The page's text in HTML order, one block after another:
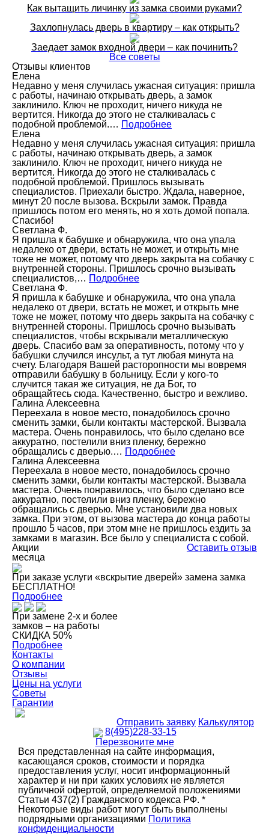
Как вытащить личинку из замка своими руками?
Захлопнулась дверь в квартиру – как открыть?
Заедает замок входной двери – как починить?
Все советы
Отзывы клиентов
Елена
Недавно у меня случилась ужасная ситуация: пришла
с работы, начинаю открывать дверь, а замок
заклинило. Ключ не проходит, ничего никуда не
вертится. Никогда до этого не сталкивалась с
подобной проблемой.… Подробнее
Елена
Недавно у меня случилась ужасная ситуация: пришла
с работы, начинаю открывать дверь, а замок
заклинило. Ключ не проходит, ничего никуда не
вертится. Никогда до этого не сталкивалась с
подобной проблемой. Пришлось вызывать
специалистов. Приехали быстро. Ждала, наверное,
минут 20 после вызова. Вскрыли замок. Правда
пришлось потом его менять, но я хоть домой попала.
Спасибо!
Светлана Ф.
Я пришла к бабушке и обнаружила, что она упала
недалеко от двери, встать не может, и открыть мне
тоже не может, потому что дверь закрыта на собачку с
внутренней стороны. Пришлось срочно вызывать
специалистов,… Подробнее
Светлана Ф.
Я пришла к бабушке и обнаружила, что она упала
недалеко от двери, встать не может, и открыть мне
тоже не может, потому что дверь закрыта на собачку с
внутренней стороны. Пришлось срочно вызывать
специалистов, чтобы вскрывали металлическую
дверь. Спасибо вам за оперативность, потому что у
бабушки случился инсульт, а тут любая минута на
счету. Благодаря Вашей расторопности мы вовремя
отправили бабушку в больницу. Если у кого-то
случится такая же ситуация, не да Бог, то
обращайтесь сюда. Качественно, быстро и вежливо.
Галина Алексеевна
Переехала в новое место, понадобилось срочно
сменить замки, были контакты мастерской. Вызвала
мастера. Очень понравилось, что было сделано все
аккуратно, постелили вниз пленку, бережно
обращались с дверью.… Подробнее
Галина Алексеевна
Переехала в новое место, понадобилось срочно
сменить замки, были контакты мастерской. Вызвала
мастера. Очень понравилось, что было сделано все
аккуратно, постелили вниз пленку, бережно
обращались с дверью. Мне установили два новых
замка. При этом, от вызова мастера до конца работы
прошло 5 часов, при этом мне не пришлось ездить за
замками в магазин. Все было у специалиста с собой.
Оставить отзыв
Акции
месяца
При заказе услуги «вскрытие дверей» замена замка
БЕСПЛАТНО!
Подробнее
При замене 2-х и более
замков – на работы
СКИДКА 50%
Подробнее
Контакты
О компании
Отзывы
Цены на услуги
Советы
Гарантии
Отправить заявку Калькулятор
8(495)228-33-15
Перезвоните мне
Вся представленная на сайте информация,
касающаяся сроков, стоимости и порядка
предоставления услуг, носит информационный
характер и ни при каких условиях не является
публичной офертой, определяемой положениями
Статьи 437(2) Гражданского кодекса РФ. *
Некоторые виды работ могут быть выполнены
подрядными организациями Политика
конфиденциальности